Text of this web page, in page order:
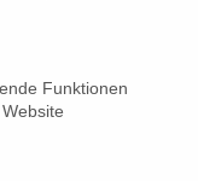
Preis 2013,
„Lebt wohl,
Funktionen